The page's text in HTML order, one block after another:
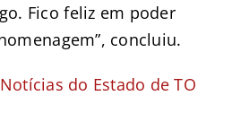
Fico feliz em poder
concluiu.
do Estado de TO